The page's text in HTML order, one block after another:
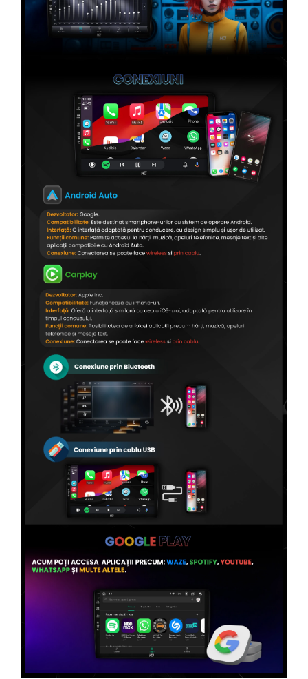
Conectică Nissan
Conectică Fiat
Conectică Peugeot
Conectică Isuzu
Conectică Mazda
Conectică Subaru
Conectică Iveco
Conectică Iveco
Conectică Dacia
Conectică Volvo
Conectică Smart
Conectică Chrysler
Conectică Land Rover
Conectică Ssangyong